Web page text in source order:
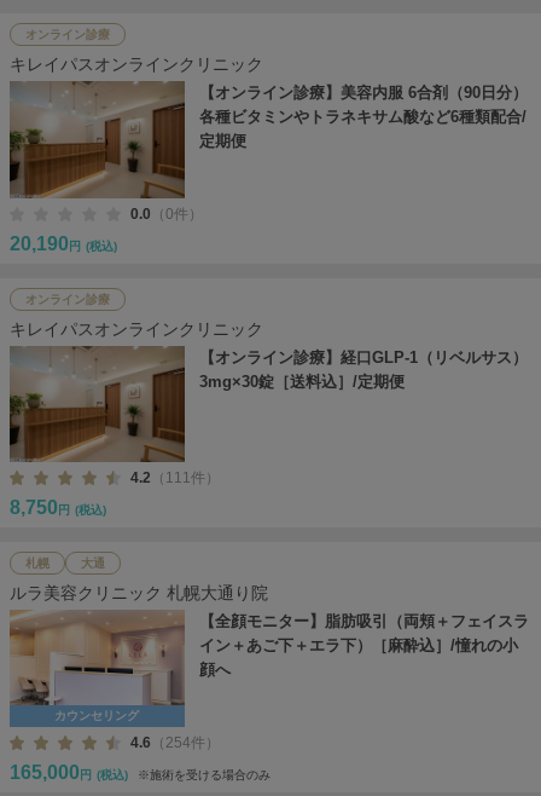
オンライン診療
キレイパスオンラインクリニック
【オンライン診療】美容内服 6合剤（90日分）
各種ビタミンやトラネキサム酸など6種類配合/
定期便
0.0 （0件）
20,190 円 (税込)
オンライン診療
キレイパスオンラインクリニック
【オンライン診療】経口GLP-1（リベルサス）
3mg×30錠［送料込］/定期便
4.2 （111件）
8,750 円 (税込)
札幌 大通
ルラ美容クリニック 札幌大通り院
カウンセリング
【全顔モニター】脂肪吸引（両頬＋フェイスラ
イン＋あご下＋エラ下）［麻酔込］/憧れの小
顔へ
4.6 （254件）
165,000 円 (税込) ※施術を受ける場合のみ